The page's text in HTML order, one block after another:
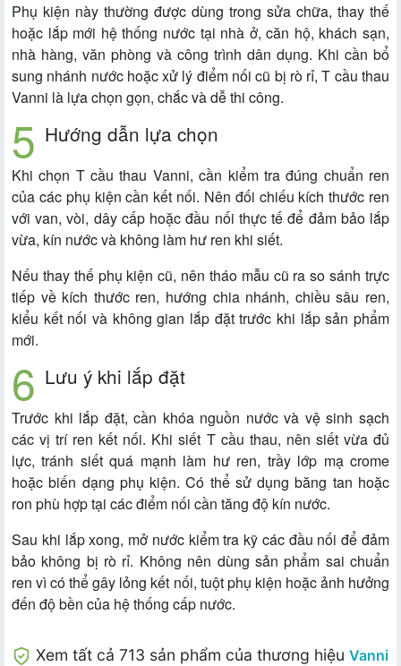
Phụ kiện này thường được dùng trong sửa chữa, thay thế
hoặc lắp mới hệ thống nước tại nhà ở, căn hộ, khách sạn,
nhà hàng, văn phòng và công trình dân dụng. Khi cần bổ
sung nhánh nước hoặc xử lý điểm nối cũ bị rò rỉ, T cầu thau
Vanni là lựa chọn gọn, chắc và dễ thi công.
Hướng dẫn lựa chọn
Khi chọn T cầu thau Vanni, cần kiểm tra đúng chuẩn ren
của các phụ kiện cần kết nối. Nên đối chiếu kích thước ren
với van, vòi, dây cấp hoặc đầu nối thực tế để đảm bảo lắp
vừa, kín nước và không làm hư ren khi siết.
Nếu thay thế phụ kiện cũ, nên tháo mẫu cũ ra so sánh trực
tiếp về kích thước ren, hướng chia nhánh, chiều sâu ren,
kiểu kết nối và không gian lắp đặt trước khi lắp sản phẩm
mới.
Lưu ý khi lắp đặt
Trước khi lắp đặt, cần khóa nguồn nước và vệ sinh sạch
các vị trí ren kết nối. Khi siết T cầu thau, nên siết vừa đủ
lực, tránh siết quá mạnh làm hư ren, trầy lớp mạ crome
hoặc biến dạng phụ kiện. Có thể sử dụng băng tan hoặc
ron phù hợp tại các điểm nối cần tăng độ kín nước.
Sau khi lắp xong, mở nước kiểm tra kỹ các đầu nối để đảm
bảo không bị rò rỉ. Không nên dùng sản phẩm sai chuẩn
ren vì có thể gây lỏng kết nối, tuột phụ kiện hoặc ảnh hưởng
đến độ bền của hệ thống cấp nước.
Xem tất cả 713 sản phẩm của thương hiệu Vanni